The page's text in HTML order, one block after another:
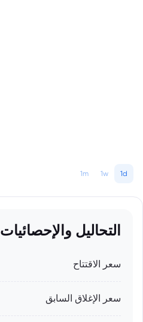
1d
1w
1m
التحاليل والإحصائيات
سعر الاقتتاح
سعر الإغلاق السابق